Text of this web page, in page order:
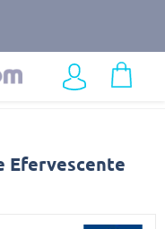
Efervescente